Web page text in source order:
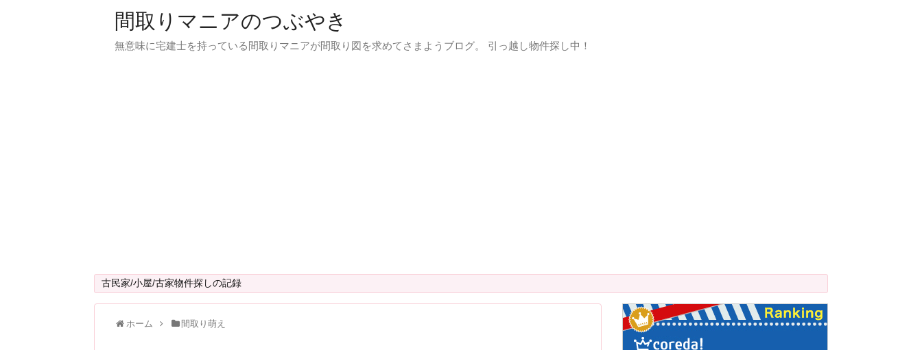
間取りマニアのつぶやき
無意味に宅建士を持っている間取りマニアが間取り図を求めてさまようブログ。 引っ越し物件探し中！
古民家/小屋/古家物件探しの記録
ホーム 間取り萌え